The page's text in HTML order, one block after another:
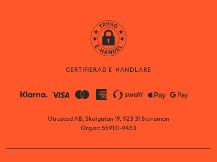
CERTIFIERAD E-HANDLARE
Utrustad AB, Skolgatan 19, 923 31 Storuman
Org.nr: 559131-9453